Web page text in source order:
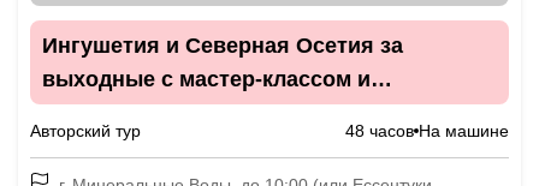
Ингушетия и Северная Осетия за
выходные с мастер-классом и
Авторский тур 48 часов На машине